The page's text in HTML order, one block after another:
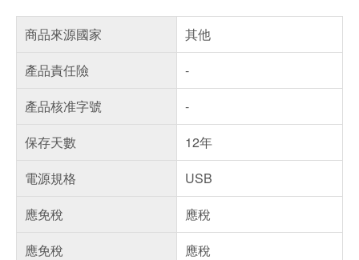
商品來源國家
其他
產品責任險
-
產品核准字號
-
保存天數
12年
電源規格
USB
應免稅
應稅
應免稅
應稅